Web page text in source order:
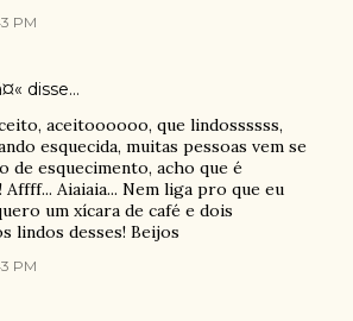
PM
disse…
aceitoooooo, que lindossssss,
esquecida, muitas pessoas vem se
de esquecimento, acho que é
Affff... Aiaiaia... Nem liga pro que eu
um xícara de café e dois
lindos desses! Beijos
PM